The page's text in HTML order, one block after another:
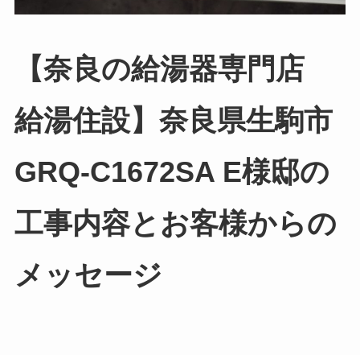
【奈良の給湯器専門店
給湯住設】奈良県生駒市
GRQ-C1672SA E様邸の
工事内容とお客様からの
メッセージ